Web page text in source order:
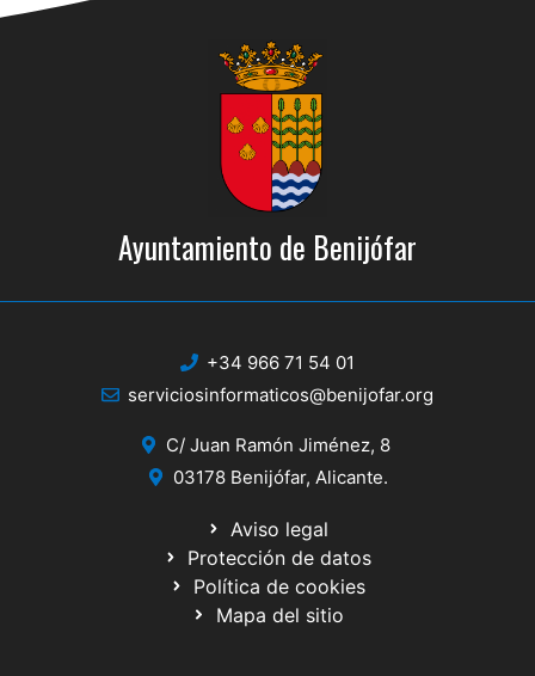
Ayuntamiento de Benijófar
+34 966 71 54 01
serviciosinformaticos@benijofar.org
C/ Juan Ramón Jiménez, 8
03178 Benijófar, Alicante.
Aviso legal
Protección de datos
Política de cookies
Mapa del sitio